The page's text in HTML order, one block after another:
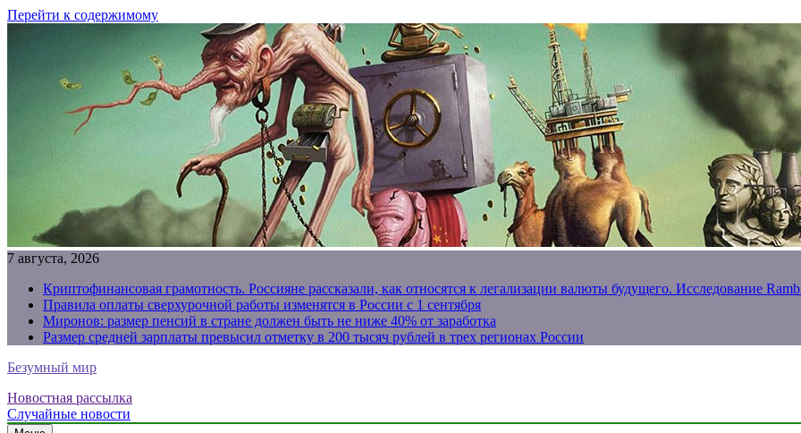
Перейти к содержимому
7 августа, 2026
Криптофинансовая грамотность. Россияне рассказали, как относятся к легализации валюты будущего. Исследование
Правила оплаты сверхурочной работы изменятся в России с 1 сентября
Миронов: размер пенсий в стране должен быть не ниже 40% от заработка
Размер средней зарплаты превысил отметку в 200 тысяч рублей в трех регионах России
Безумный мир
Новостная рассылка
Случайные новости